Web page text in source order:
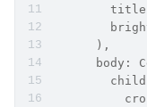
      ),
body: